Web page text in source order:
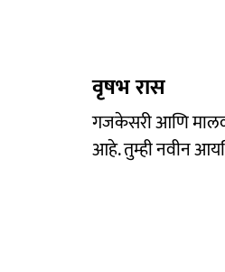
वृषभ रास
गजकेसरी आणि
आहे. तुम्ही नवीन